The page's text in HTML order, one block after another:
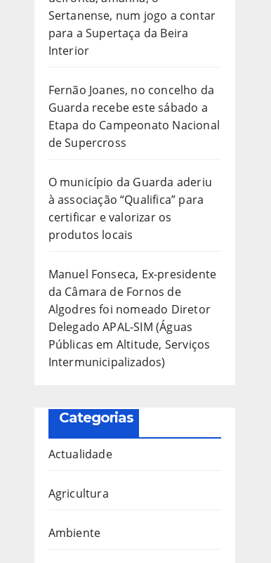
Sertanense, num jogo a contar
para a Supertaça da Beira
Interior
Fernão Joanes, no concelho da
Guarda recebe este sábado a
Etapa do Campeonato Nacional
de Supercross
O município da Guarda aderiu
à associação “Qualifica” para
certificar e valorizar os
produtos locais
Manuel Fonseca, Ex-presidente
da Câmara de Fornos de
Algodres foi nomeado Diretor
Delegado APAL-SIM (Águas
Públicas em Altitude, Serviços
Intermunicipalizados)
Categorias
Actualidade
Agricultura
Ambiente